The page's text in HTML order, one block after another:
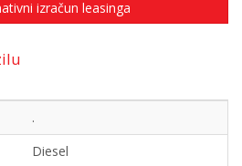
izračun leasinga
.
Diesel